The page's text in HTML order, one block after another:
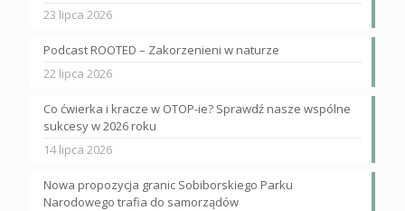
23 lipca 2026
Podcast ROOTED – Zakorzenieni w naturze
22 lipca 2026
Co ćwierka i kracze w OTOP-ie? Sprawdź nasze wspólne
sukcesy w 2026 roku
14 lipca 2026
Nowa propozycja granic Sobiborskiego Parku
Narodowego trafia do samorządów